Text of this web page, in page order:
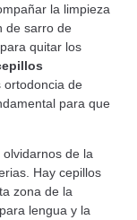
la limpieza
de sarro de
para quitar los
ortodoncia de
para que
de la
Hay cepillos
zona de la
lengua y la